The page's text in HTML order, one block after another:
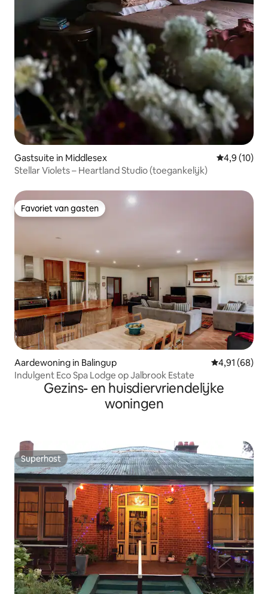
Gastsuite in Middlesex
4,9 (10)
Stellar Violets – Heartland Studio (toegankelijk)
Favoriet van gasten
Favoriet van gasten
Aardewoning in Balingup Gemiddelde
4,91 (68)
Indulgent Eco Spa Lodge op Jalbrook Estate
Gezins- en huisdiervriendelijke
woningen
Superhost
Superhost